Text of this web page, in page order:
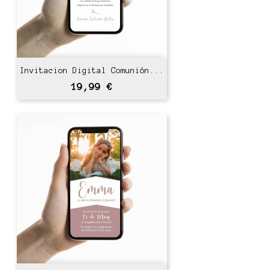
Invitacion Digital Comunión...
Precio
19,99 €